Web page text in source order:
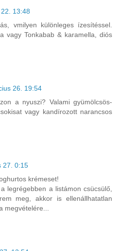
13:48
vmilyen különleges ízesítéssel.
vagy Tonkabab & karamella, diós
26. 19:54
a nyuszi? Valami gyümölcsös-
vagy kandírozott narancsos
27. 0:15
krémeset!
legrégebben a listámon csücsülő,
meg, akkor is ellenállhatatlan
megvételére...